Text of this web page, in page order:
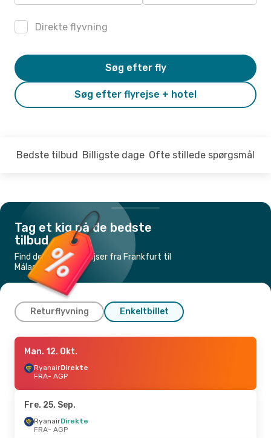
Direkte flyvning
Søg efter flyrejse + hotel
Søg efter fly
Bedste tilbud Billigste dage Ofte stillede spørgsmål
Tag et kig på de bedste
tilbud
Find de billigste flyrejser fra Frankfurt til
Málaga
Returflyvning Enkeltbillet
Man. 14. Sep.
RyanairDirekte
FRA- AGP
AGP- FRA
Man. 12. Okt.
RyanairDirekte
FRA- AGP
Fre. 25. Sep.
RyanairDirekte
FRA- AGP